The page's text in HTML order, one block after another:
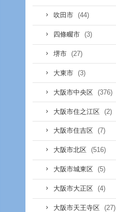
吹田市 (44)
四條畷市 (3)
堺市 (27)
大東市 (3)
大阪市中央区 (376)
大阪市住之江区 (2)
大阪市住吉区 (7)
大阪市北区 (516)
大阪市城東区 (5)
大阪市大正区 (4)
大阪市天王寺区 (27)